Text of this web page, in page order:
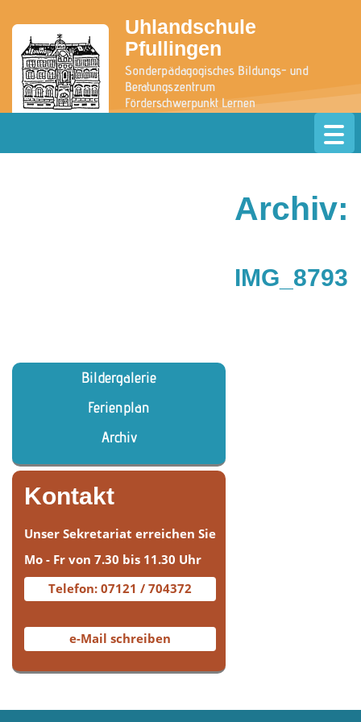
Uhlandschule
Pfullingen
Sonderpädagogisches Bildungs- und
Beratungszentrum
Förderschwerpunkt Lernen
» zur Website der Grundschule
Archiv:
IMG_8793
Bildergalerie
Ferienplan
Archiv
Kontakt
Unser Sekretariat erreichen Sie
Mo - Fr von 7.30 bis 11.30 Uhr
Telefon: 07121 / 704372
e-Mail schreiben